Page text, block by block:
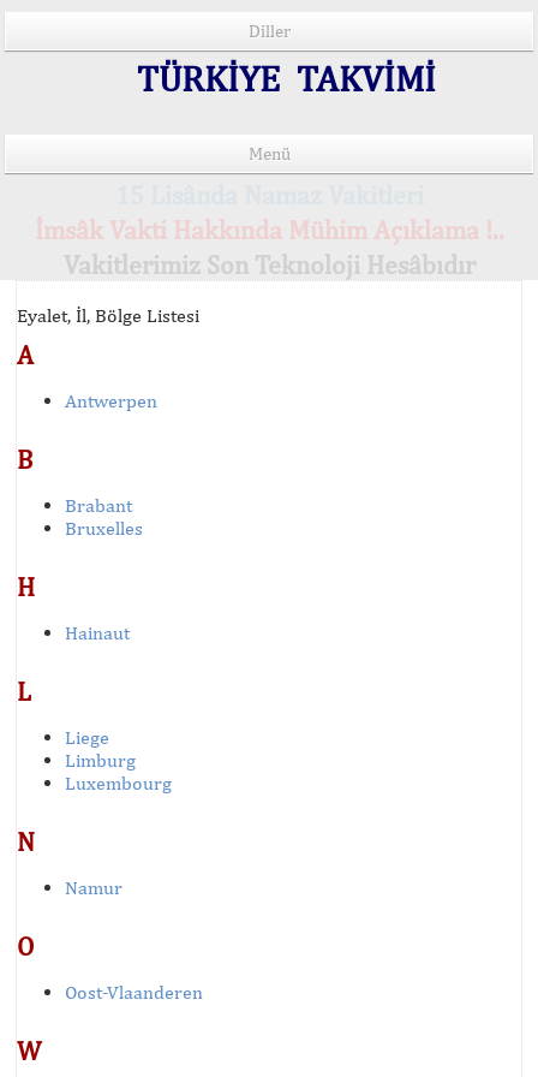
Diller
TÜRKİYE TAKVİMİ
Menü
İmsâk Vakti Hakkında Mühim Açıklama !..
Vakitlerimiz Son Teknoloji Hesâbıdır
Eyalet, İl, Bölge Listesi
A
Antwerpen
B
Brabant
Bruxelles
H
Hainaut
L
Liege
Limburg
Luxembourg
N
Namur
O
Oost-Vlaanderen
W